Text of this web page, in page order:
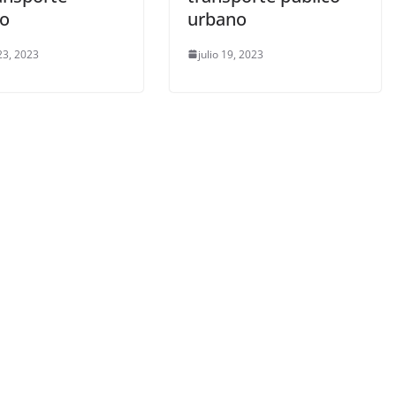
2023
urbano
julio 19, 2023